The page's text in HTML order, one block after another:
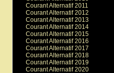
Courant Alternatif 2011
Courant Alternatif 2012
Courant Alternatif 2013
Courant Alternatif 2014
Courant Alternatif 2015
Courant Alternatif 2016
Courant Alternatif 2017
Courant Alternatif 2018
Courant Alternatif 2019
Courant Alternatif 2020